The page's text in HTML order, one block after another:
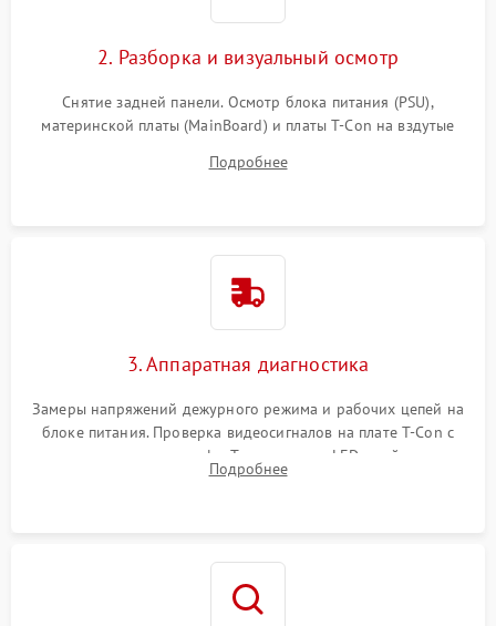
2. Разборка и визуальный осмотр
Снятие задней панели. Осмотр блока питания (PSU),
материнской платы (MainBoard) и платы T-Con на вздутые
Проверка надежности фиксации и целостности шлейфов.
Подробнее
3. Аппаратная диагностика
Замеры напряжений дежурного режима и рабочих цепей на
блоке питания. Проверка видеосигналов на плате T-Con с
помощью осциллографа. Тестирование LED-драйвера и
светодиодных планок подсветки мультиметром.
Подробнее